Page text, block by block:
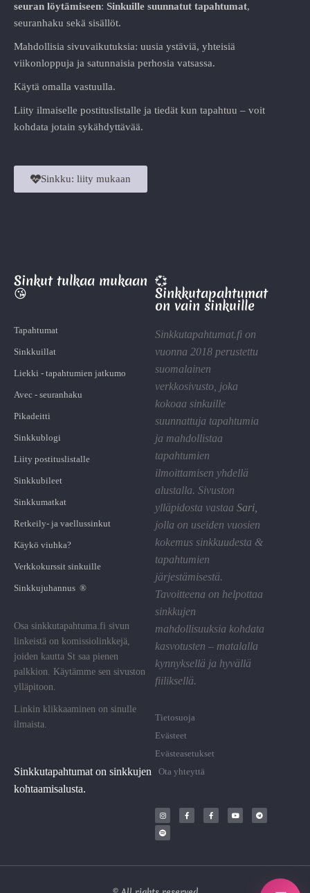
seuran löytämiseen: Sinkuille suunnatut tapahtumat,
seuranhaku sekä sisällöt.
Mahdollisia sivuvaikutuksia: uusia ystäviä, yhteisiä
viikonloppuja ja satunnaisia perhosia vatsassa.
Käytä omalla vastuulla.
Liity ilmaiselle postituslistalle ja tiedät kun tapahtuu – voit
kohdata jotain sykähdyttävää.
Sinkku: liity mukaan
Sinkut tulkaa mukaan
😘
Tapahtumat
Sinkkuillat
Liekki - tapahtumien jatkumo
Avec - seuranhaku
Pikadeitti
Sinkkublogi
Liity postituslistalle
Sinkkubileet
Sinkkumatkat
Retkeily- ja vaellussinkut
Käykö viuhka?
Verkkokurssit sinkuille
Sinkkujuhannus ®
Osa sinkkutapahtuma.fi sivun
linkeistä on komissiolinkkejä,
joiden kautta St saa pienen
palkkion. Käytämme sen sivuston
ylläpitoon.
Linkin klikkaaminen on sinulle
ilmaista.
Sinkkutapahtumat on sinkkujen
kohtaamisalusta.
💞
Sinkkutapahtumat
on vain sinkuille
Sinkkutapahtumat.fi on
vuonna 2018 perustettu
suomalainen
verkkosivusto, joka
kokoaa sinkuille
suunnattuja tapahtumia
ja mahdollistaa
tapahtumien
ilmoittamisen yhdellä
alustalla. Sivuston
ylläpidosta vastaa Sari
jolla on useiden vuosien
kokemus sinkkuudesta &
tapahtumien
järjestämisestä.
Tavoitteena on helpottaa
sinkkujen
mahdollisuuksia kohdata
kasvotusten – matalalla
kynnyksellä ja hyvällä
fiiliksellä.
Tietosuoja
Evästeet
Evästeasetukset
Ota yhteyttä